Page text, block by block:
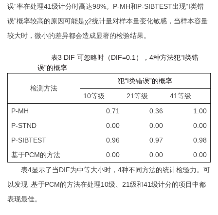
误”率在处理41级计分时高达98%。 P-MH和P-SIBTEST出现“I类错
误”概率较高的原因可能是χ2统计量对样本量变化敏感，当样本容量
较大时，微小的差异都会造成显著的检验结果。
表3 DIF 可忽略时（DIF=0. 1 ），4种方法犯“I类错
误”的概率
检测方法
犯“I类错误”的概率
10等级
21等级
41等级
P-MH
0.71 0.36
1.00
P-STND
0.00 0.00
0.00
P-SIBTEST
0.96 0.97
0.98
基于PCM的方法
0.00 0.00
0.00
表4显示了当DIF为中等大小时， 4种不同方法的统计检验力。可
以发现 ，基于PCM的方法在处理10级、 21级和41级计分的项目中都
表现最佳。